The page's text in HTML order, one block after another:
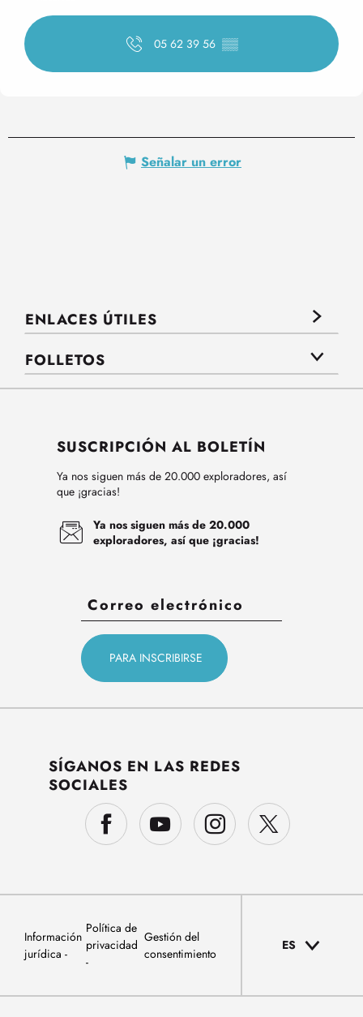
05 62 39 56 ▒▒
Señalar un error
ENLACES ÚTILES
FOLLETOS
SUSCRIPCIÓN AL BOLETÍN
Ya nos siguen más de 20.000 exploradores, así
que ¡gracias!
Ya nos siguen más de 20.000
exploradores, así que ¡gracias!
SÍGANOS EN LAS REDES
SOCIALES
Información
jurídica
Política de
privacidad
Gestión del
consentimiento
ES